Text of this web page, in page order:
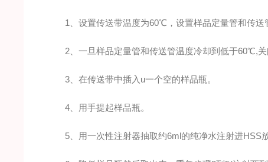
1、设置传送带温度为60℃，设置样品定量管和传送
2、一旦样品定量管和传送管温度冷却到低于60℃,关
3、在传送带中插入u一个空的样品瓶。
4、用手提起样品瓶。
5、用一次性注射器抽取约6ml的纯净水注射进HSS放